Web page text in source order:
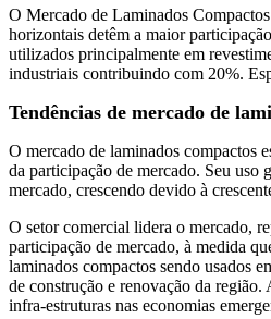
O Mercado de Laminados
horizontais detêm a maior
utilizados principalmente em
industriais contribuindo com 20%.
Tendências de mercado de
O mercado de laminados compactos
da participação de mercado. Seu uso
mercado, crescendo devido à
O setor comercial lidera o mercado,
participação de mercado, à medida
laminados compactos sendo usados
de construção e renovação da
infra-estruturas nas economias